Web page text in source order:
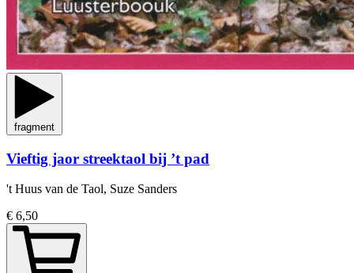
fragment
Vieftig jaor streektaol bij ’t pad
't Huus van de Taol, Suze Sanders
€ 6,50